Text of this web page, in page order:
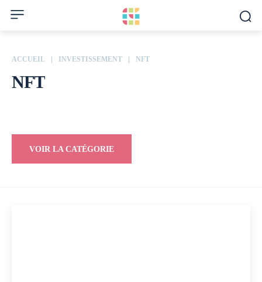
ACCUEIL INVESTISSEMENT NFT
NFT
VOIR LA CATÉGORIE